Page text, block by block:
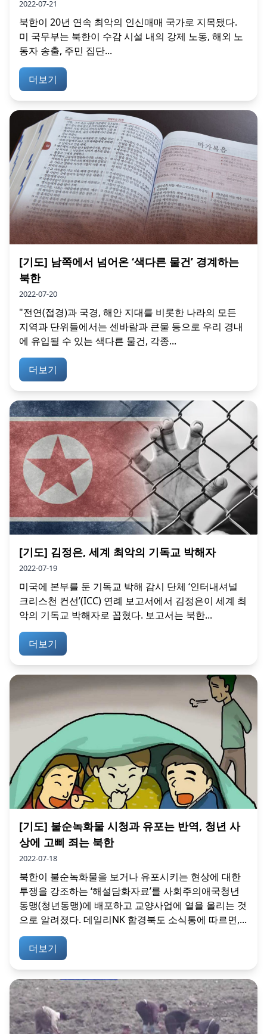
2022-07-21
북한이 20년 연속 최악의 인신매매 국가로 지목됐다.
미 국무부는 북한이 수감 시설 내의 강제 노동, 해외 노
동자 송출, 주민 집단...
더보기
[기도] 남쪽에서 넘어온 ‘색다른 물건’ 경계하는
북한
2022-07-20
"전연(접경)과 국경, 해안 지대를 비롯한 나라의 모든
지역과 단위들에서는 센바람과 큰물 등으로 우리 경내
에 유입될 수 있는 색다른 물건, 각종...
더보기
[기도] 김정은, 세계 최악의 기독교 박해자
2022-07-19
미국에 본부를 둔 기독교 박해 감시 단체 ‘인터내셔널
크리스천 컨선’(ICC) 연례 보고서에서 김정은이 세계 최
악의 기독교 박해자로 꼽혔다. 보고서는 북한...
더보기
[기도] 불순녹화물 시청과 유포는 반역, 청년 사
상에 고삐 죄는 북한
2022-07-18
북한이 불순녹화물을 보거나 유포시키는 현상에 대한
투쟁을 강조하는 ‘해설담화자료’를 사회주의애국청년
동맹(청년동맹)에 배포하고 교양사업에 열을 올리는 것
으로 알려졌다. 데일리NK 함경북도 소식통에 따르면,...
더보기